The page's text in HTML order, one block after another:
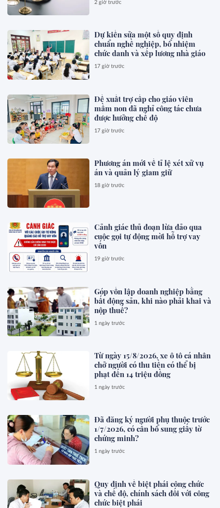
2 giờ trước
Dự kiến sửa một số quy định
chuẩn nghề nghiệp, bổ nhiệm
chức danh và xếp lương nhà giáo
17 giờ trước
Đề xuất trợ cấp cho giáo viên
mầm non đã nghỉ công tác chưa
được hưởng chế độ
17 giờ trước
Phương án mới về tỉ lệ xét xử vụ
án và quản lý giam giữ
18 giờ trước
Cảnh giác thủ đoạn lừa đảo qua
cuộc gọi tự động mời hỗ trợ vay
vốn
19 giờ trước
Góp vốn lập doanh nghiệp bằng
bất động sản, khi nào phải khai và
nộp thuế?
1 ngày trước
Từ ngày 15/8/2026, xe ô tô cá nhân
chở người có thu tiền có thể bị
phạt đến 14 triệu đồng
1 ngày trước
Đã đăng ký người phụ thuộc trước
1/7/2026, có cần bổ sung giấy tờ
chứng minh?
1 ngày trước
Quy định về biệt phái công chức
và chế độ, chính sách đối với công
chức biệt phái